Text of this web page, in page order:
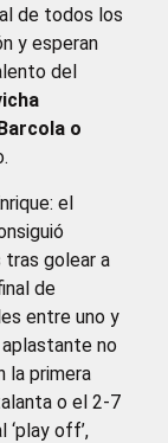
de todos los
y esperan
del
o
el
tras golear a
de
entre uno y
no
la primera
o el 2-7
‘play off’,